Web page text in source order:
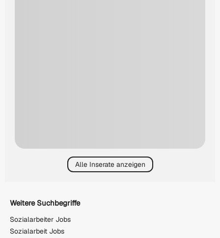
Alle Inserate anzeigen
Weitere Suchbegriffe
Sozialarbeiter Jobs
Sozialarbeit Jobs